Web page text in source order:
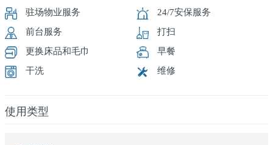
驻场物业服务
24/7安保服务
前台服务
打扫
更换床品和毛巾
早餐
干洗
维修
使用类型